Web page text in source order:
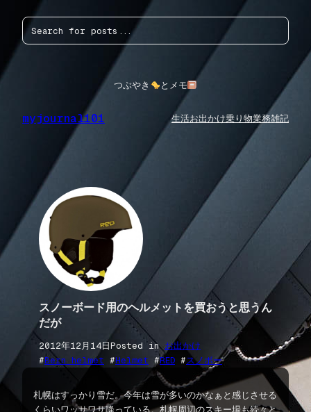
ス
キ
検
索
つぶやき とメモ
myjournal101 生活お出かけ乗り物業務雑記
スノーボード用のヘルメットを買おうと思うん
だが
2012年12月14日 Posted in お出かけ
#Bern helmet #Helmet #RED #スノボー
札幌はすっかり雪だ。今年は雪が多いのかなぁと感じさせる
くらいワッサワサ降っている。札幌周辺のスキー場も続々と